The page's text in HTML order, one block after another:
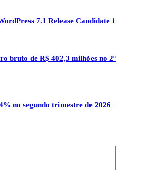
7.1 Release Candidate 1
bruto de R$ 402,3 milhões no 2º
no segundo trimestre de 2026